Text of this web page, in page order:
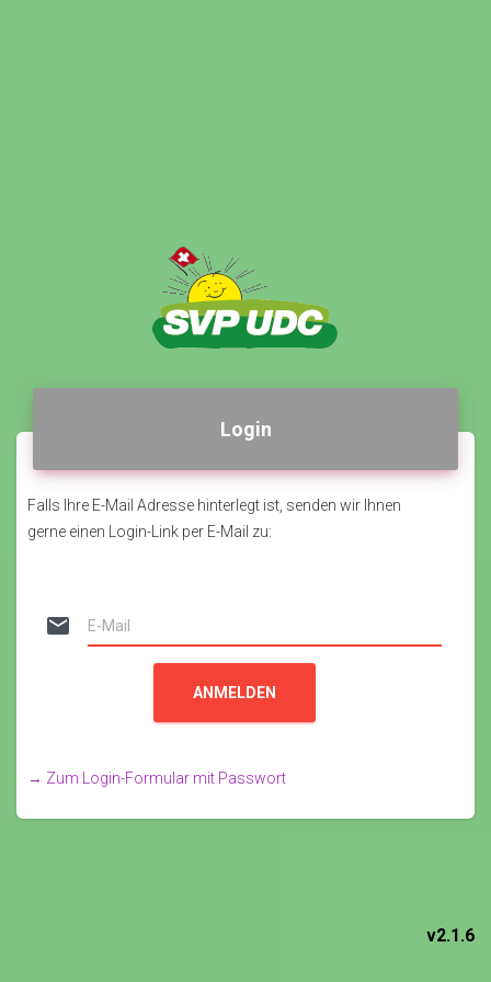
Login
Falls Ihre E-Mail Adresse hinterlegt ist, senden wir Ihnen
gerne einen Login-Link per E-Mail zu:
email
ANMELDEN
→ Zum Login-Formular mit Passwort
v2.1.6